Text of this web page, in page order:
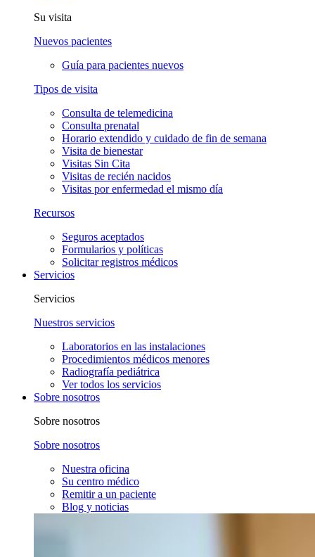
Su visita
Nuevos pacientes
Guía para pacientes nuevos
Tipos de visita
Consulta de telemedicina
Consulta prenatal
Horario extendido y cuidado de fin de semana
Visita de bienestar
Visitas Sin Cita
Visitas de recién nacidos
Visitas por enfermedad el mismo día
Recursos
Seguros aceptados
Formularios y políticas
Solicitar registros médicos
Servicios
Servicios
Nuestros servicios
Laboratorios en las instalaciones
Procedimientos médicos menores
Radiografía pediátrica
Ver todos los servicios
Sobre nosotros
Sobre nosotros
Sobre nosotros
Nuestra oficina
Su centro médico
Remitir a un paciente
Blog y noticias